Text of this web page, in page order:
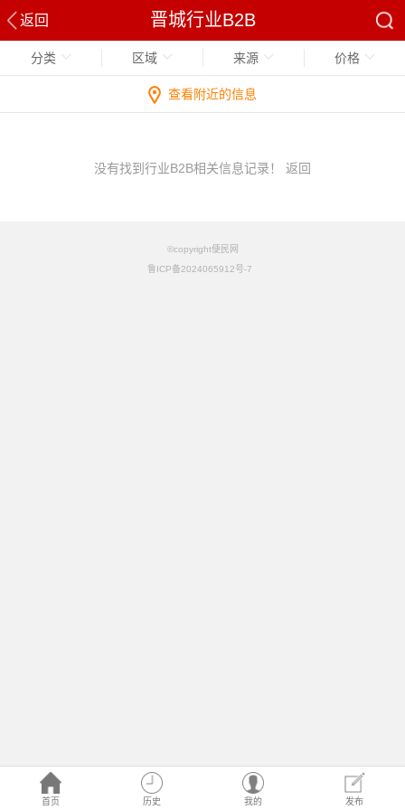
返回 晋城行业B2B
首页 历史 我的 发布
分类 区域 来源 价格
查看附近的信息
没有找到行业B2B相关信息记录！ 返回
©copyright便民网
鲁ICP备2024065912号-7